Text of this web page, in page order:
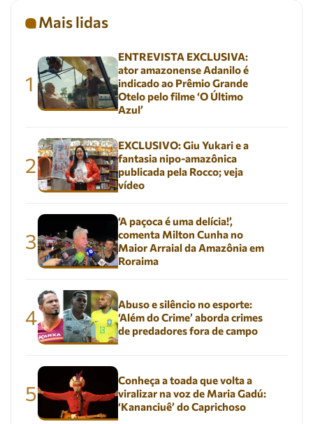
Mais lidas
1
ENTREVISTA EXCLUSIVA:
ator amazonense Adanilo é
indicado ao Prêmio Grande
Otelo pelo filme ‘O Último
Azul’
2
EXCLUSIVO: Giu Yukari e a
fantasia nipo-amazônica
publicada pela Rocco; veja
vídeo
3
‘A paçoca é uma delícia!’,
comenta Milton Cunha no
Maior Arraial da Amazônia em
Roraima
4
Abuso e silêncio no esporte:
‘Além do Crime’ aborda crimes
de predadores fora de campo
5
Conheça a toada que volta a
viralizar na voz de Maria Gadú:
‘Kananciuê’ do Caprichoso